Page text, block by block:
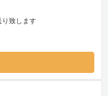
り致します